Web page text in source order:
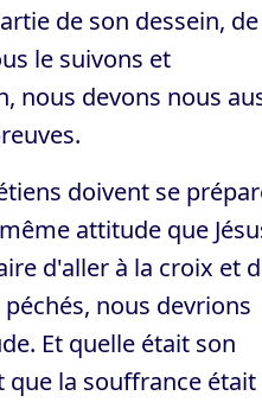
de son dessein,
le suivons et
nous devons nous
doivent se
attitude que
d'aller à la croix et
nous devrions
Et quelle était son
la souffrance était